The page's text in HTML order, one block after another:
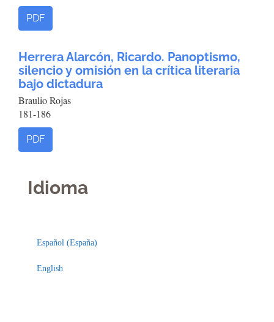
PDF
Herrera Alarcón, Ricardo. Panoptismo,
silencio y omisión en la crítica literaria
bajo dictadura
Braulio Rojas
181-186
PDF
Idioma
Español (España)
English
Indexaciones
Licencia